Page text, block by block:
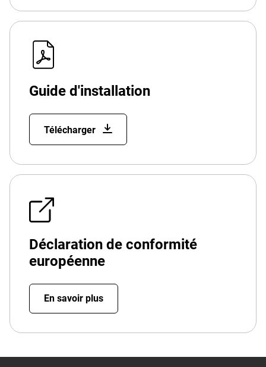
Guide d'installation
Télécharger
Déclaration de conformité
européenne
En savoir plus